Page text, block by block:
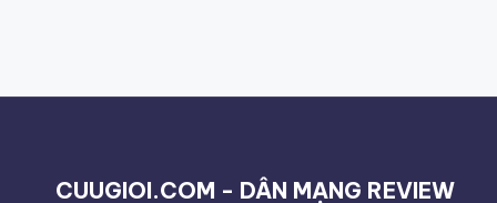
CUUGIOI.COM - DÂN MẠNG REVIEW